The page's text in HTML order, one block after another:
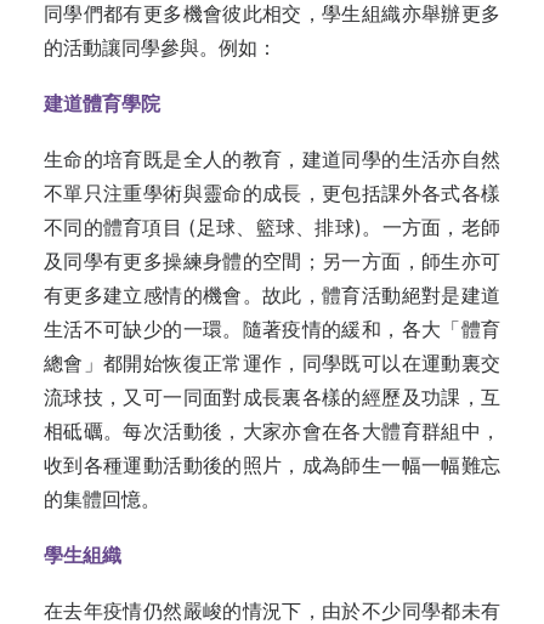
同學們都有更多機會彼此相交，學生組織亦舉辦更多
的活動讓同學參與。例如：
建道體育學院
生命的培育既是全人的教育，建道同學的生活亦自然
不單只注重學術與靈命的成長，更包括課外各式各樣
不同的體育項目 (足球、籃球、排球)。一方面，老師
及同學有更多操練身體的空間；另一方面，師生亦可
有更多建立感情的機會。故此，體育活動絕對是建道
生活不可缺少的一環。隨著疫情的緩和，各大「體育
總會」都開始恢復正常運作，同學既可以在運動裏交
流球技，又可一同面對成長裏各樣的經歷及功課，互
相砥礪。每次活動後，大家亦會在各大體育群組中，
收到各種運動活動後的照片，成為師生一幅一幅難忘
的集體回憶。
學生組織
在去年疫情仍然嚴峻的情況下，由於不少同學都未有